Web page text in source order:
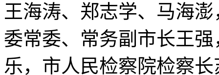
王海涛、郑志学、马海
委常委、常务副市长王
乐，市人民检察院检察